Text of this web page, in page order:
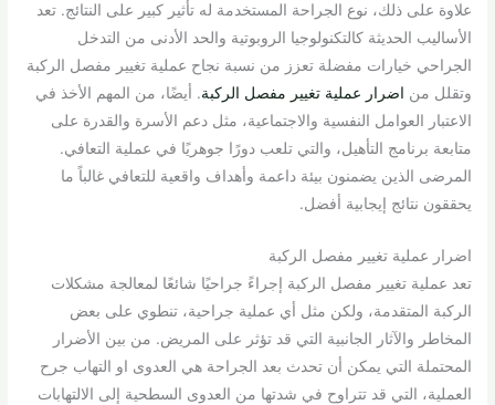
علاوة على ذلك، نوع الجراحة المستخدمة له تأثير كبير على النتائج. تعد
الأساليب الحديثة كالتكنولوجيا الروبوتية والحد الأدنى من التدخل
الجراحي خيارات مفضلة تعزز من نسبة نجاح عملية تغيير مفصل الركبة
وتقلل من اضرار عملية تغيير مفصل الركبة. أيضًا، من المهم الأخذ في
الاعتبار العوامل النفسية والاجتماعية، مثل دعم الأسرة والقدرة على
متابعة برنامج التأهيل، والتي تلعب دورًا جوهريًا في عملية التعافي.
المرضى الذين يضمنون بيئة داعمة وأهداف واقعية للتعافي غالباً ما
يحققون نتائج إيجابية أفضل.
اضرار عملية تغيير مفصل الركبة
تعد عملية تغيير مفصل الركبة إجراءً جراحيًا شائعًا لمعالجة مشكلات
الركبة المتقدمة، ولكن مثل أي عملية جراحية، تنطوي على بعض
المخاطر والآثار الجانبية التي قد تؤثر على المريض. من بين الأضرار
المحتملة التي يمكن أن تحدث بعد الجراحة هي العدوى او التهاب جرح
العملية، التي قد تتراوح في شدتها من العدوى السطحية إلى الالتهابات